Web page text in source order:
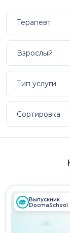
Терапевт
Взрослый
Тип услуги
Сортировка
Выпускник
DocmaSchool